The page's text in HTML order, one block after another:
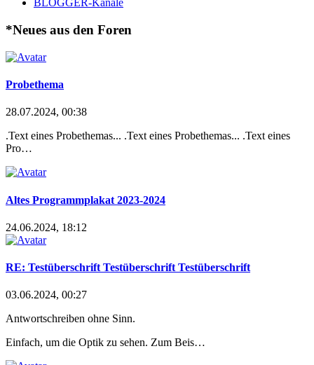
BLOGGER-Kanäle
*Neues aus den Foren
Probethema
28.07.2024, 00:38
.Text eines Probethemas... .Text eines Probethemas... .Text eines
Pro…
Altes Programmplakat 2023-2024
24.06.2024, 18:12
RE: Testüberschrift Testüberschrift Testüberschrift
03.06.2024, 00:27
Antwortschreiben ohne Sinn.
Einfach, um die Optik zu sehen. Zum Beis…